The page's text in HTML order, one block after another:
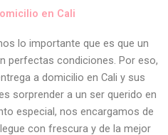
en Cali
lo importante que es que un
perfectas condiciones. Por eso,
a domicilio en Cali y sus
sorprender a un ser querido en
especial, nos encargamos de
con frescura y de la mejor